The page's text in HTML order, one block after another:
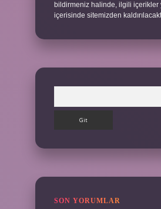
bildirmeniz halinde, ilgili içerikler
içerisinde sitemizden
SON YORUMLAR